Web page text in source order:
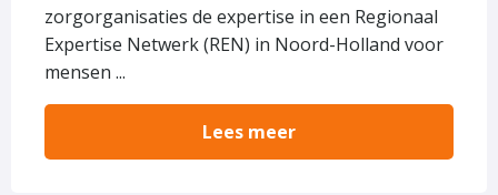
zorgorganisaties de expertise in een Regionaal
Expertise Netwerk (REN) in Noord-Holland voor
mensen ...
Lees meer